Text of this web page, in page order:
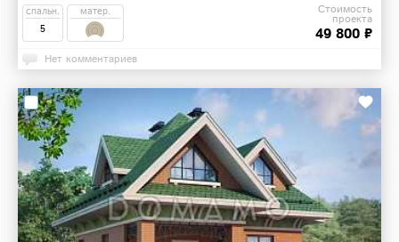
спальн.
5
матер. Стоимость
проекта
49 800 ₽
Нет комментариев